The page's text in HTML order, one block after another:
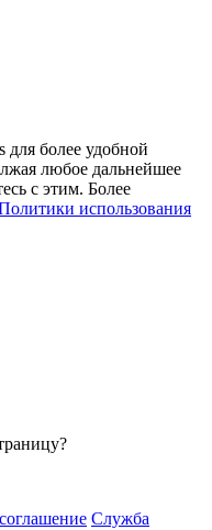
для более удобной
любое дальнейшее
с этим. Более
использования
Служба